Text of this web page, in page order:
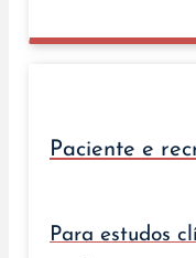
Paciente e
Para estudos